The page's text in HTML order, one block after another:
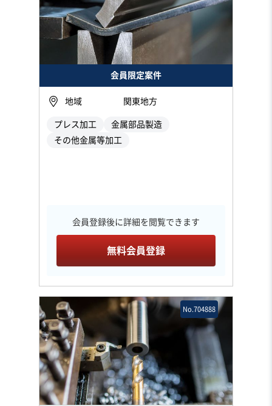
会員限定案件
地域 関東地方
プレス加工
金属部品製造
その他金属等加工
会員登録後に詳細を閲覧できます
無料会員登録
No.704888